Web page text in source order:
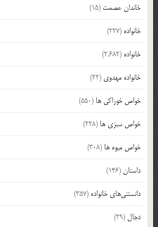
خاندان عصمت (15)
خانواده (227)
خانواده (2,682)
خانواده مهدوی (22)
خواص خوراکی ها (550)
خواص سبزی ها (228)
خواص میوه ها (308)
داستان(146)
دانستنی‌های خانواده (357)
دجال (29)